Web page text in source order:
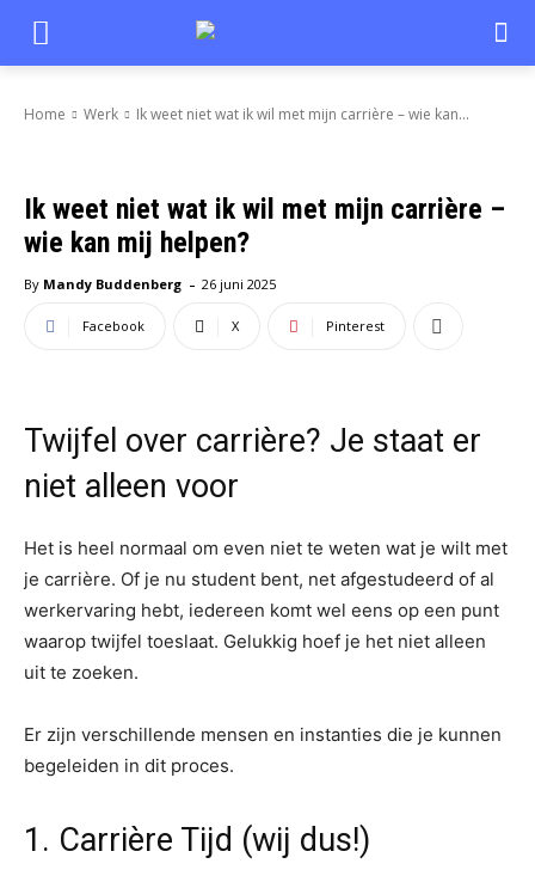
Home Werk Ik weet niet wat ik wil met mijn carrière – wie kan...
Ik weet niet wat ik wil met mijn carrière –
wie kan mij helpen?
By Mandy Buddenberg - 26 juni 2025
Facebook X Pinterest
Twijfel over carrière? Je staat er
niet alleen voor
Het is heel normaal om even niet te weten wat je wilt met
je carrière. Of je nu student bent, net afgestudeerd of al
werkervaring hebt, iedereen komt wel eens op een punt
waarop twijfel toeslaat. Gelukkig hoef je het niet alleen
uit te zoeken.
Er zijn verschillende mensen en instanties die je kunnen
begeleiden in dit proces.
1. Carrière Tijd (wij dus!)